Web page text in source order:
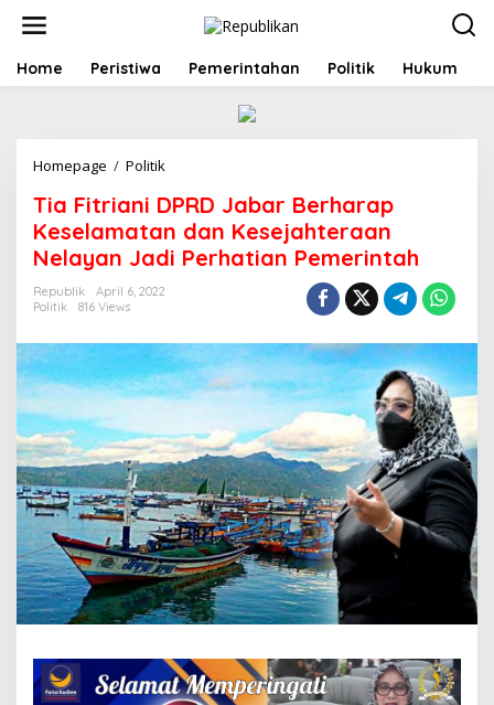
t
Home Peristiwa Pemerintahan Politik Hukum
Homepage / Politik
a
F
i
t
n
P
D
J
a
b
a
r
B
e
r
h
r
a
Tia Fitriani DPRD Jabar Berharap
Keselamatan dan Kesejahteraan
Nelayan Jadi Perhatian Pemerintah
Republik
April 6, 2022
Politik
816 Views